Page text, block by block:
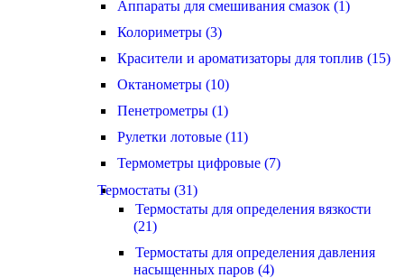
Аппараты для смешивания смазок (1)
Колориметры (3)
Красители и ароматизаторы для топлив (15)
Октанометры (10)
Пенетрометры (1)
Рулетки лотовые (11)
Термометры цифровые (7)
Термостаты (31)
Термостаты для определения вязкости
(21)
Термостаты для определения давления
насыщенных паров (4)